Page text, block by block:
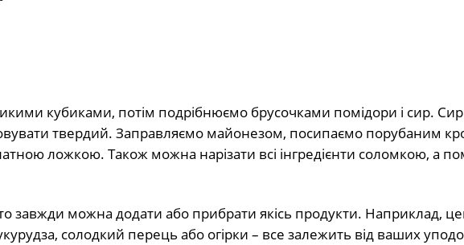
кубиками, потім подрібнюємо брусочками помідори і сир.
твердий. Заправляємо майонезом, посипаємо порубаним
ложкою. Також можна нарізати всі інгредієнти соломкою, а
то завжди можна додати або прибрати якісь продукти. Наприклад,
солодкий перець або огірки – все залежить від ваших